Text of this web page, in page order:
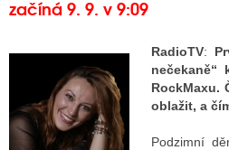
začíná 9. 9. v 9:09
RadioTV:
nečekaně“
RockMaxu.
oblažit, a
Podzimní